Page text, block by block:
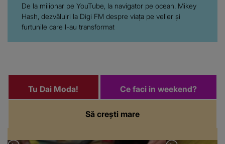
De la milionar pe YouTube, la navigator pe ocean. Mikey
Hash, dezvăluiri la Digi FM despre viața pe velier și
furtunile care l-au transformat
Să crești mare
Tu Dai Moda! Ce faci in weekend?